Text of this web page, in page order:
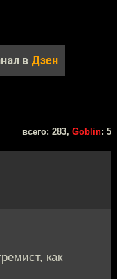
в Дзен
всего: 283, Goblin: 5
как